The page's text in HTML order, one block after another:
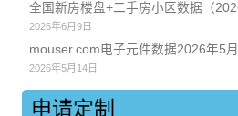
全国新房楼盘+二手房小区数据（
2026年6月9日
mouser.com电子元件数据2026年5
2026年5月14日
申请定制